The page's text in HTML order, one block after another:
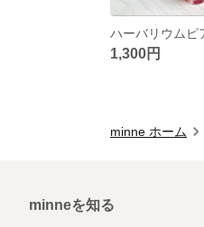
1,300円
minne ホーム
minneを知る